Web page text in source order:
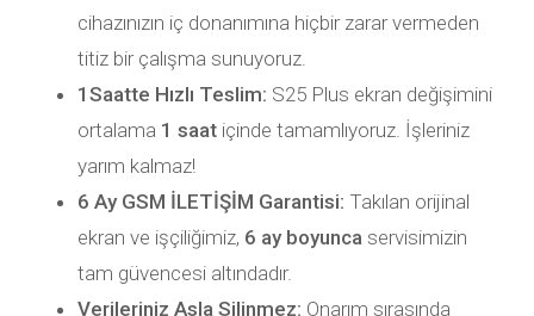
cihazınızın iç donanımına hiçbir zarar vermeden
titiz bir çalışma sunuyoruz.
1Saatte Hızlı Teslim: S25 Plus ekran değişimini
ortalama 1 saat içinde tamamlıyoruz. İşleriniz
yarım kalmaz!
6 Ay GSM İLETİŞİM Garantisi: Takılan orijinal
ekran ve işçiliğimiz, 6 ay boyunca servisimizin
tam güvencesi altındadır.
Verileriniz Asla Silinmez: Onarım sırasında